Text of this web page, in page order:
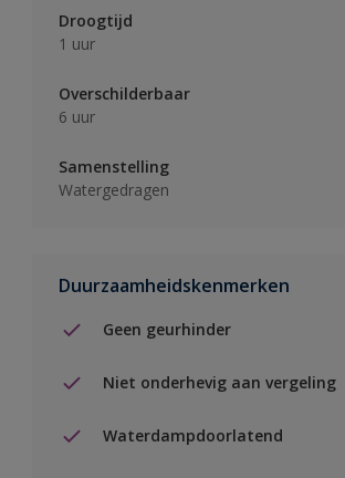
Droogtijd
1 uur
Overschilderbaar
6 uur
Samenstelling
Watergedragen
Duurzaamheidskenmerken
Geen geurhinder
Niet onderhevig aan vergeling
Waterdampdoorlatend